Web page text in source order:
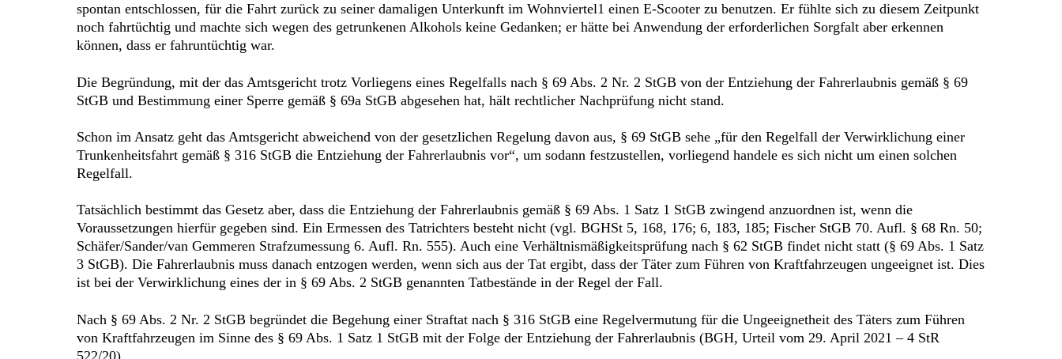
spontan entschlossen, für die Fahrt zurück zu seiner damaligen Unterkunft im Wohnviertel1 einen E-Scooter zu benutzen. Er fühlte sich zu diesem Zeitpunkt
noch fahrtüchtig und machte sich wegen des getrunkenen Alkohols keine Gedanken; er hätte bei Anwendung der erforderlichen Sorgfalt aber erkennen
können, dass er fahruntüchtig war.
Die Begründung, mit der das Amtsgericht trotz Vorliegens eines Regelfalls nach § 69 Abs. 2 Nr. 2 StGB von der Entziehung der Fahrerlaubnis gemäß § 69
StGB und Bestimmung einer Sperre gemäß § 69a StGB abgesehen hat, hält rechtlicher Nachprüfung nicht stand.
Schon im Ansatz geht das Amtsgericht abweichend von der gesetzlichen Regelung davon aus, § 69 StGB sehe „für den Regelfall der Verwirklichung einer
Trunkenheitsfahrt gemäß § 316 StGB die Entziehung der Fahrerlaubnis vor“, um sodann festzustellen, vorliegend handele es sich nicht um einen solchen
Regelfall.
Tatsächlich bestimmt das Gesetz aber, dass die Entziehung der Fahrerlaubnis gemäß § 69 Abs. 1 Satz 1 StGB zwingend anzuordnen ist, wenn die
Voraussetzungen hierfür gegeben sind. Ein Ermessen des Tatrichters besteht nicht (vgl. BGHSt 5, 168, 176; 6, 183, 185; Fischer StGB 70. Aufl. § 68 Rn. 50;
Schäfer/Sander/van Gemmeren Strafzumessung 6. Aufl. Rn. 555). Auch eine Verhältnismäßigkeitsprüfung nach § 62 StGB findet nicht statt (§ 69 Abs. 1 Satz
3 StGB). Die Fahrerlaubnis muss danach entzogen werden, wenn sich aus der Tat ergibt, dass der Täter zum Führen von Kraftfahrzeugen ungeeignet ist. Dies
ist bei der Verwirklichung eines der in § 69 Abs. 2 StGB genannten Tatbestände in der Regel der Fall.
Nach § 69 Abs. 2 Nr. 2 StGB begründet die Begehung einer Straftat nach § 316 StGB eine Regelvermutung für die Ungeeignetheit des Täters zum Führen
von Kraftfahrzeugen im Sinne des § 69 Abs. 1 Satz 1 StGB mit der Folge der Entziehung der Fahrerlaubnis (BGH, Urteil vom 29. April 2021 – 4 StR
522/20).